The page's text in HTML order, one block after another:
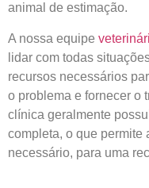
animal de estimação.
A nossa equipe
lidar com todas
recursos necessários
o problema e fornecer o
clínica geralmente
completa, o que permite
necessário, para uma